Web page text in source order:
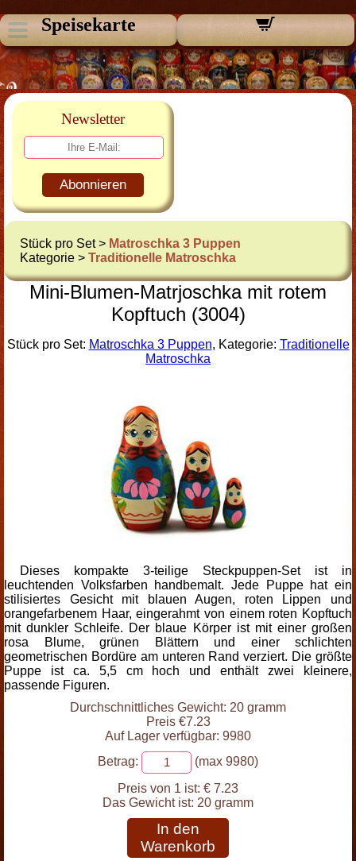
Speisekarte
Newsletter
Abonnieren
Stück pro Set > Matroschka 3 Puppen
Kategorie > Traditionelle Matroschka
Mini-Blumen-Matrjoschka mit rotem
Kopftuch (3004)
Stück pro Set: Matroschka 3 Puppen, Kategorie: Traditionelle
Matroschka
Dieses kompakte 3-teilige Steckpuppen-Set ist in
leuchtenden Volksfarben handbemalt. Jede Puppe hat ein
stilisiertes Gesicht mit blauen Augen, roten Lippen und
orangefarbenem Haar, eingerahmt von einem roten Kopftuch
mit dunkler Schleife. Der blaue Körper ist mit einer großen
rosa Blume, grünen Blättern und einer schlichten
geometrischen Bordüre am unteren Rand verziert. Die größte
Puppe ist ca. 5,5 cm hoch und enthält zwei kleinere,
passende Figuren.
Durchschnittliches Gewicht: 20 gramm
Preis €7.23
Auf Lager verfügbar: 9980
Betrag:
(max 9980)
Preis von 1 ist: € 7.23
Das Gewicht ist: 20 gramm
In den
Warenkorb